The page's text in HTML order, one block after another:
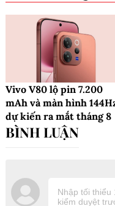
Vivo V80 lộ pin 7.200
mAh và màn hình
dự kiến ra mắt tháng 8